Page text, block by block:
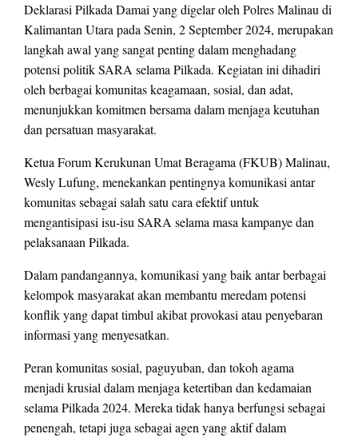
Deklarasi Pilkada Damai yang digelar oleh Polres Malinau di
Kalimantan Utara pada Senin, 2 September 2024, merupakan
langkah awal yang sangat penting dalam menghadang
potensi politik SARA selama Pilkada. Kegiatan ini dihadiri
oleh berbagai komunitas keagamaan, sosial, dan adat,
menunjukkan komitmen bersama dalam menjaga keutuhan
dan persatuan masyarakat.
Ketua Forum Kerukunan Umat Beragama (FKUB) Malinau,
Wesly Lufung, menekankan pentingnya komunikasi antar
komunitas sebagai salah satu cara efektif untuk
mengantisipasi isu-isu SARA selama masa kampanye dan
pelaksanaan Pilkada.
Dalam pandangannya, komunikasi yang baik antar berbagai
kelompok masyarakat akan membantu meredam potensi
konflik yang dapat timbul akibat provokasi atau penyebaran
informasi yang menyesatkan.
Peran komunitas sosial, paguyuban, dan tokoh agama
menjadi krusial dalam menjaga ketertiban dan kedamaian
selama Pilkada 2024. Mereka tidak hanya berfungsi sebagai
penengah, tetapi juga sebagai agen yang aktif dalam